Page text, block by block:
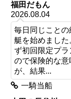
福田だもん
2026.08.04
毎日同じこと
艇を始めまし
ず初回限定プ
ので保険的な
が、結果...
一騎当船